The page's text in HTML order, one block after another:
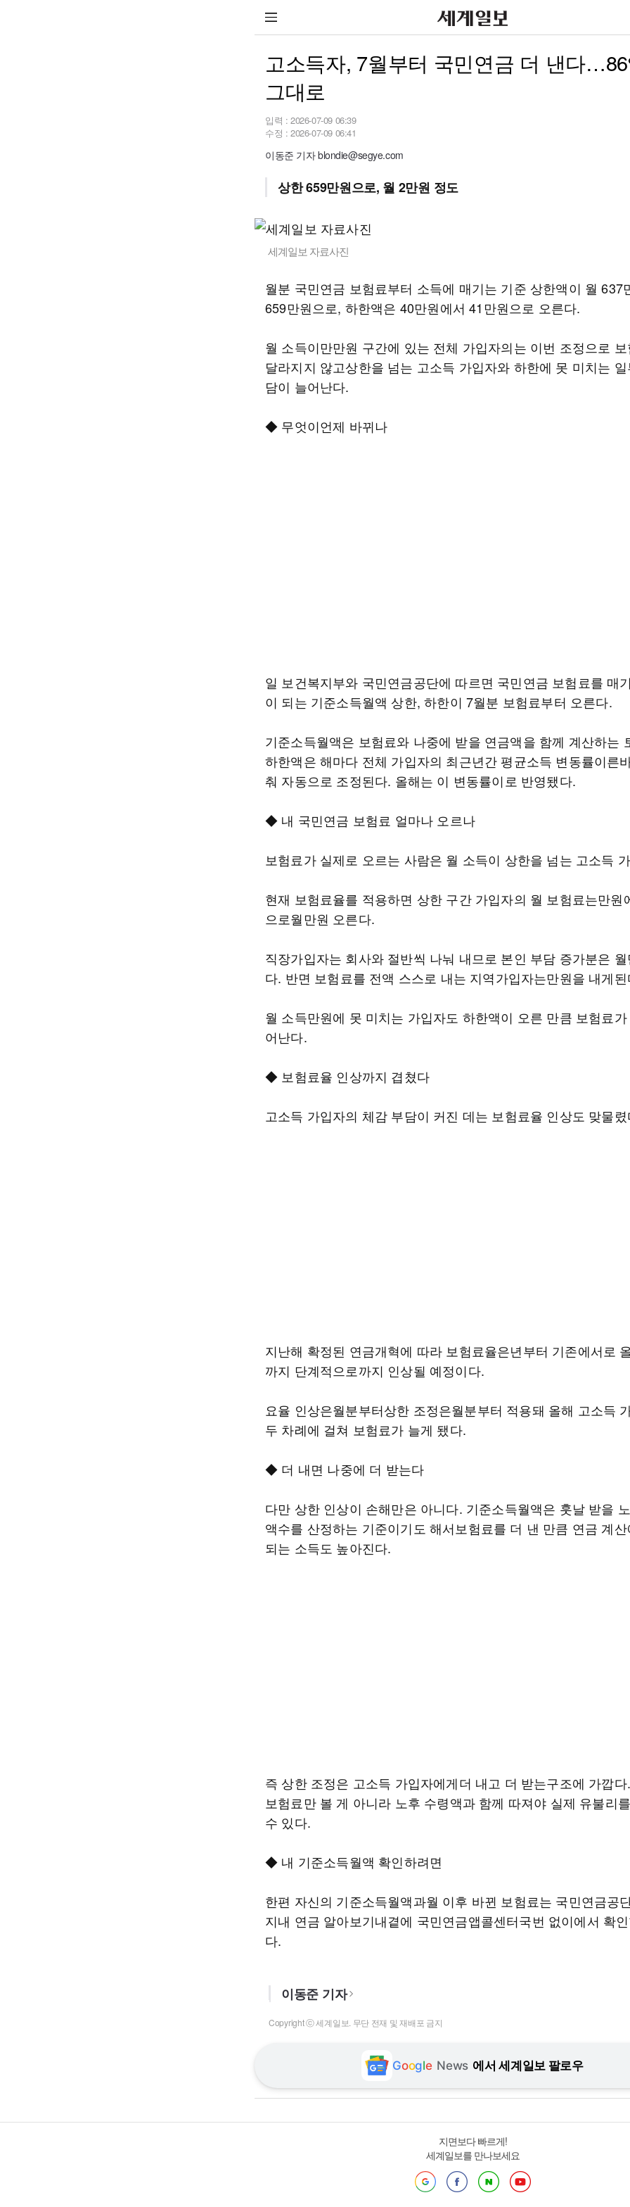
고소득자, 7월부터 국민연금 더 낸다
그대로
입력 : 2026-07-09 06:39
수정 : 2026-07-09 06:41
이동준 기자 blondie@segye.com
상한 659만원으로, 월 2만원 정도
세계일보 자료사진
월분 국민연금 보험료부터 소득에 매기는 기준 상한액이 월 637
659만원으로, 하한액은 40만원에서 41만원으로 오른다.
월 소득이만만원 구간에 있는 전체 가입자의는 이번 조정으로
달라지지 않고상한을 넘는 고소득 가입자와 하한에 못 미치는
담이 늘어난다.
◆ 무엇이언제 바뀌나
일 보건복지부와 국민연금공단에 따르면 국민연금 보험료를 매
이 되는 기준소득월액 상한, 하한이 7월분 보험료부터 오른다.
기준소득월액은 보험료와 나중에 받을 연금액을 함께 계산하는
하한액은 해마다 전체 가입자의 최근년간 평균소득 변동률이른
춰 자동으로 조정된다. 올해는 이 변동률이로 반영됐다.
◆ 내 국민연금 보험료 얼마나 오르나
보험료가 실제로 오르는 사람은 월 소득이 상한을 넘는 고소득
현재 보험료율를 적용하면 상한 구간 가입자의 월 보험료는만원
으로월만원 오른다.
직장가입자는 회사와 절반씩 나눠 내므로 본인 부담 증가분은 월
다. 반면 보험료를 전액 스스로 내는 지역가입자는만원을 내게된
월 소득만원에 못 미치는 가입자도 하한액이 오른 만큼 보험료
어난다.
◆ 보험료율 인상까지 겹쳤다
고소득 가입자의 체감 부담이 커진 데는 보험료율 인상도 맞물렸
지난해 확정된 연금개혁에 따라 보험료율은년부터 기존에서로
까지 단계적으로까지 인상될 예정이다.
요율 인상은월분부터상한 조정은월분부터 적용돼 올해 고소득
두 차례에 걸쳐 보험료가 늘게 됐다.
◆ 더 내면 나중에 더 받는다
다만 상한 인상이 손해만은 아니다. 기준소득월액은 훗날 받을
액수를 산정하는 기준이기도 해서보험료를 더 낸 만큼 연금 계산
되는 소득도 높아진다.
즉 상한 조정은 고소득 가입자에게더 내고 더 받는구조에 가깝
보험료만 볼 게 아니라 노후 수령액과 함께 따져야 실제 유불리
수 있다.
◆ 내 기준소득월액 확인하려면
한편 자신의 기준소득월액과월 이후 바뀐 보험료는 국민연금공
지내 연금 알아보기내곁에 국민연금앱콜센터국번 없이에서 확
다.
이동준 기자
Copyright ⓒ 세계일보. 무단 전재 및 재배포 금지
Google News 에서 세계일보 팔로우
지면보다 빠르게!
세계일보를 만나보세요